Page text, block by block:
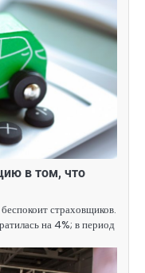
в том, что
страховщиков.
на 4%; в период